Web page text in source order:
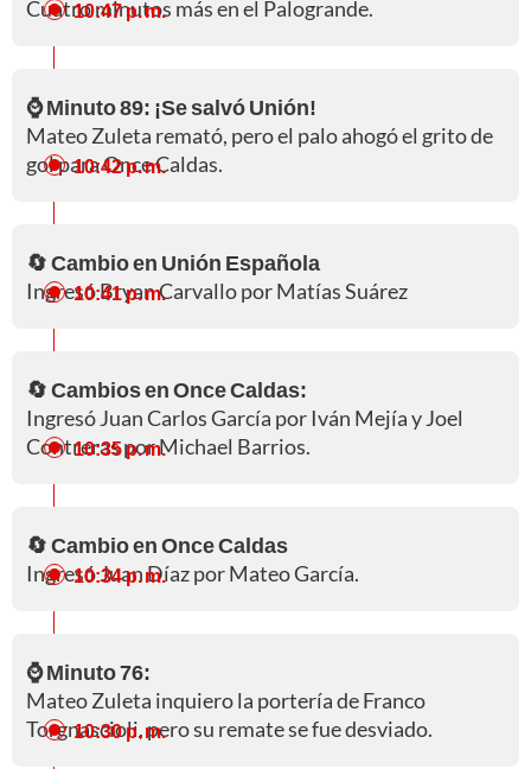
Cuatro minutos más en el Palogrande.
10:47 p. m.
⌚ Minuto 89: ¡Se salvó Unión!
Mateo Zuleta remató, pero el palo ahogó el grito de
gol para Once Caldas.
10:42 p. m.
🔄 Cambio en Unión Española
Ingresó Bryan Carvallo por Matías Suárez
10:41 p. m.
🔄 Cambios en Once Caldas:
Ingresó Juan Carlos García por Iván Mejía y Joel
Contreras por Michael Barrios.
10:35 p. m.
🔄 Cambio en Once Caldas
Ingresó Juan Díaz por Mateo García.
10:34 p. m.
⌚ Minuto 76:
Mateo Zuleta inquiero la portería de Franco
Torgnascioli, pero su remate se fue desviado.
10:30 p. m.